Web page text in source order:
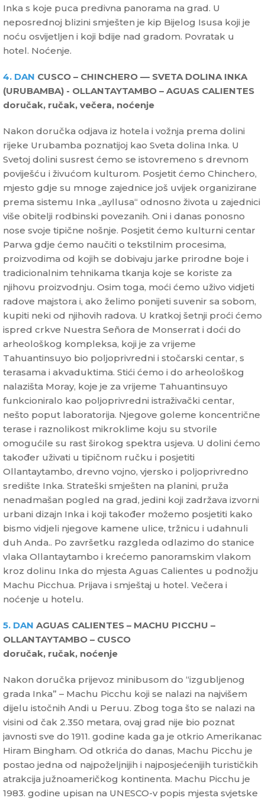
Inka s koje puca predivna panorama na grad. U
neposrednoj blizini smješten je kip Bijelog Isusa koji je
noću osvijetljen i koji bdije nad gradom. Povratak u
hotel. Noćenje.
4. DAN CUSCO – CHINCHERO –– SVETA DOLINA INKA
(URUBAMBA) - OLLANTAYTAMBO – AGUAS CALIENTES
doručak, ručak, večera, noćenje
Nakon doručka odjava iz hotela i vožnja prema dolini
rijeke Urubamba poznatijoj kao Sveta dolina Inka. U
Svetoj dolini susrest ćemo se istovremeno s drevnom
poviješću i živućom kulturom. Posjetit ćemo Chinchero,
mjesto gdje su mnoge zajednice još uvijek organizirane
prema sistemu Inka „ayllusa“ odnosno života u zajednici
više obitelji rodbinski povezanih. Oni i danas ponosno
nose svoje tipične nošnje. Posjetit ćemo kulturni centar
Parwa gdje ćemo naučiti o tekstilnim procesima,
proizvodima od kojih se dobivaju jarke prirodne boje i
tradicionalnim tehnikama tkanja koje se koriste za
njihovu proizvodnju. Osim toga, moći ćemo uživo vidjeti
radove majstora i, ako želimo ponijeti suvenir sa sobom,
kupiti neki od njihovih radova. U kratkoj šetnji proći ćemo
ispred crkve Nuestra Señora de Monserrat i doći do
arheološkog kompleksa, koji je za vrijeme
Tahuantinsuyo bio poljoprivredni i stočarski centar, s
terasama i akvaduktima. Stići ćemo i do arheološkog
nalazišta Moray, koje je za vrijeme Tahuantinsuyo
funkcioniralo kao poljoprivredni istraživački centar,
nešto poput laboratorija. Njegove goleme koncentrične
terase i raznolikost mikroklime koju su stvorile
omogućile su rast širokog spektra usjeva. U dolini ćemo
također uživati ​​u tipičnom ručku i posjetiti
Ollantaytambo, drevno vojno, vjersko i poljoprivredno
središte Inka. Strateški smješten na planini, pruža
nenadmašan pogled na grad, jedini koji zadržava izvorni
urbani dizajn Inka i koji također možemo posjetiti kako
bismo vidjeli njegove kamene ulice, tržnicu i udahnuli
duh Anda.. Po završetku razgleda odlazimo do stanice
vlaka Ollantaytambo i krećemo panoramskim vlakom
kroz dolinu Inka do mjesta Aguas Calientes u podnožju
Machu Picchua. Prijava i smještaj u hotel. Večera i
noćenje u hotelu.
5. DAN AGUAS CALIENTES – MACHU PICCHU –
OLLANTAYTAMBO – CUSCO
doručak, ručak, noćenje
Nakon doručka prijevoz minibusom do “izgubljenog
grada Inka” – Machu Picchu koji se nalazi na najvišem
dijelu istočnih Andi u Peruu. Zbog toga što se nalazi na
visini od čak 2.350 metara, ovaj grad nije bio poznat
javnosti sve do 1911. godine kada ga je otkrio Amerikanac
Hiram Bingham. Od otkrića do danas, Machu Picchu je
postao jedna od najpoželjnijih i najposjećenijih turističkih
atrakcija južnoameričkog kontinenta. Machu Picchu je
1983. godine upisan na UNESCO-v popis mjesta svjetske